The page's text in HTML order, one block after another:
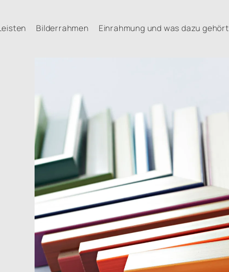
Bilderrahmen Einrahmung und was dazu gehört